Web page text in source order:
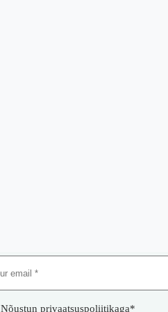
Nõustunprivaatsuspoliitikaga*